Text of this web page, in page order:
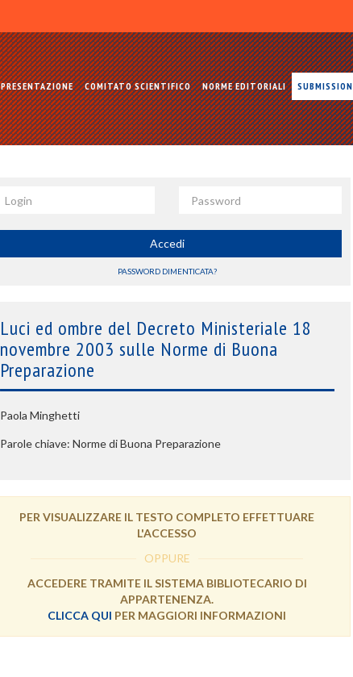
PRESENTAZIONE COMITATO SCIENTIFICO NORME EDITORIALI SUBMISSION
Accedi
PASSWORD DIMENTICATA?
Luci ed ombre del Decreto Ministeriale 18
novembre 2003 sulle Norme di Buona
Preparazione
Paola Minghetti
Parole chiave: Norme di Buona Preparazione
PER VISUALIZZARE IL TESTO COMPLETO EFFETTUARE
L'ACCESSO
OPPURE
ACCEDERE TRAMITE IL SISTEMA BIBLIOTECARIO DI
APPARTENENZA.
CLICCA QUI PER MAGGIORI INFORMAZIONI